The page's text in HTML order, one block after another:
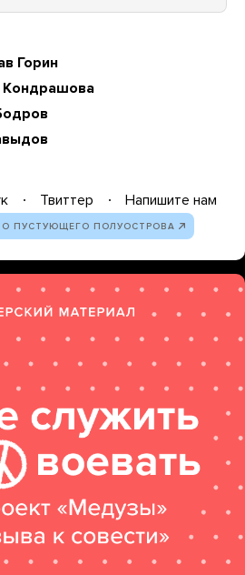
Горин
Кондрашова
Твиттер Напишите нам
ПУСТУЮЩЕГО ПОЛУОСТРОВА